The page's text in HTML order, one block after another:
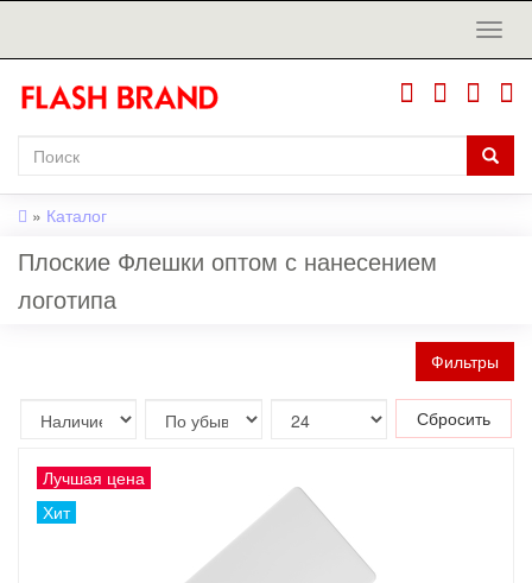
» Каталог
Плоские Флешки оптом с нанесением
логотипа
Фильтры
Сбросить
Лучшая цена
Хит